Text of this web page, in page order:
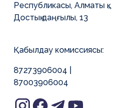
Республикасы, Алматы қ.,
Достық даңғылы, 13
Қабылдау комиссиясы:
87273906004 |
87003906004